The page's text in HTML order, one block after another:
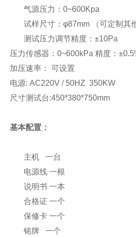
气源压力：0~600Kpa
试样尺寸：φ87mm
（可定制其
测试压力调节精度：±10Pa
压力传感器：0~600kPa精度：±
加压速率：
可设置
电源: AC220V / 50HZ 350KW
尺寸测试台:450*380*750mm
基本配置：
主机
一台
电源线 一根
说明书 一本
合格证 一个
保修卡 一个
铭牌
一个